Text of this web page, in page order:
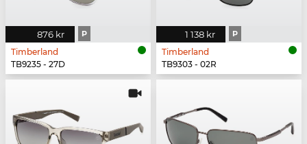
876 kr P
Timberland
TB9235 - 27D
1 138 kr P
Timberland
TB9303 - 02R